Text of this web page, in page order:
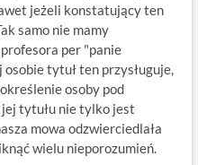
jeżeli konstatujący ten
samo nie mamy
per "panie
tytuł ten przysługuje,
osoby pod
jej tytułu nie tylko jest
mowa odzwierciedlała
wielu nieporozumień.